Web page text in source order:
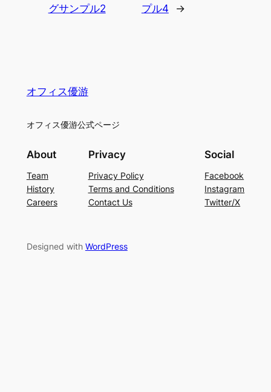
グサンプル2
プル4
→
オフィス優游
オフィス優游公式ページ
About
Team
History
Careers
Privacy
Privacy Policy
Terms and Conditions
Contact Us
Social
Facebook
Instagram
Twitter/X
Designed with WordPress